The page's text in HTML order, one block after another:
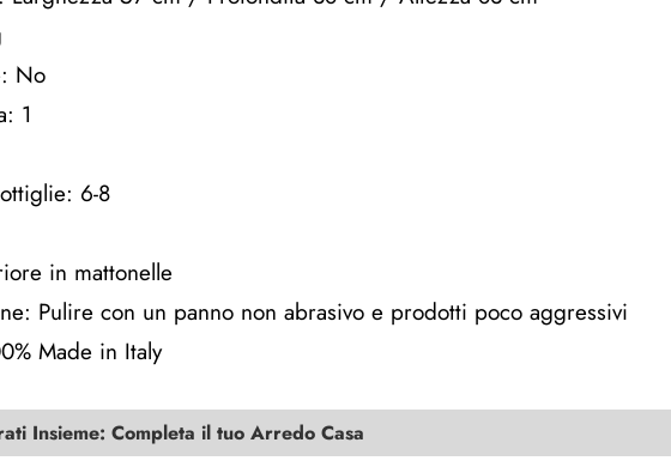
No
1
6-8
in mattonelle
Pulire con un panno non abrasivo e prodotti poco aggressivi
Made in Italy
Insieme: Completa il tuo Arredo Casa